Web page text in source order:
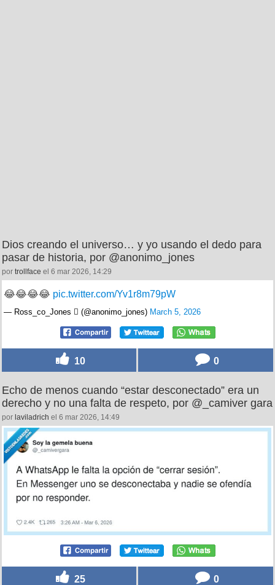
Dios creando el universo… y yo usando el dedo para
pasar de historia, por @anonimo_jones
por trollface el 6 mar 2026, 14:29
😂😂😂😂 pic.twitter.com/Yv1r8m79pW
— Ross_co_Jones  (@anonimo_jones) March 5, 2026
10 0
Echo de menos cuando “estar desconectado” era un
derecho y no una falta de respeto, por @_camiver gara
por laviladrich el 6 mar 2026, 14:49
25 0